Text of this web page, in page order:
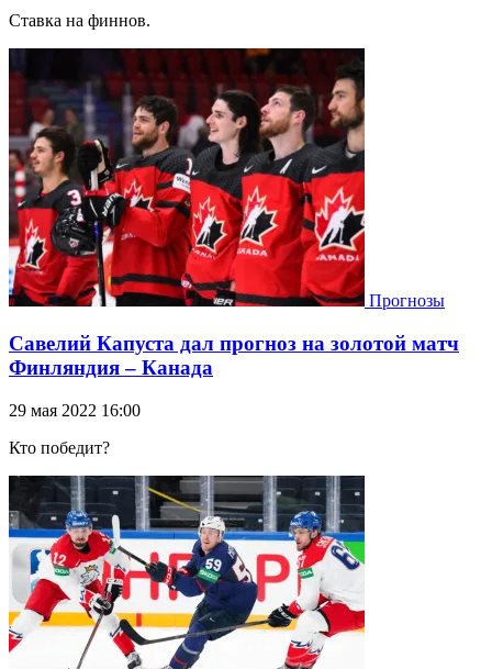
Ставка на финнов.
Прогнозы
Савелий Капуста дал прогноз на золотой матч
Финляндия – Канада
29 мая 2022 16:00
Кто победит?